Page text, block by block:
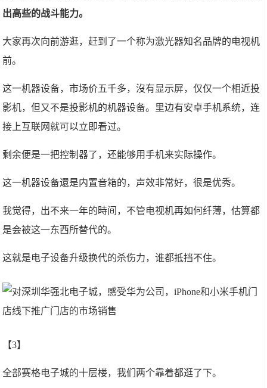
出高些的战斗能力。
大家再次向前游逛，赶到了一个称为激光器知名品牌的电视机
前。
这一机器设备，市场价五千多，沒有显示屏，仅仅一个相近投
影机，但又不是投影机的机器设备。里边有安卓手机系统，连
接上互联网就可以立即看过。
剩余便是一把控制器了，还能够用手机来实际操作。
这一机器设备還是内置音箱的，声效非常好，很是优秀。
我觉得，出不来一年的時间，不管电视机再如何纤薄，估算都
是会被这一东西所替代的。
这就是电子设备升级换代的杀伤力，谁都抵挡不住。
【3】
全部赛格电子城的十层楼，我们两个靠着都逛了下。